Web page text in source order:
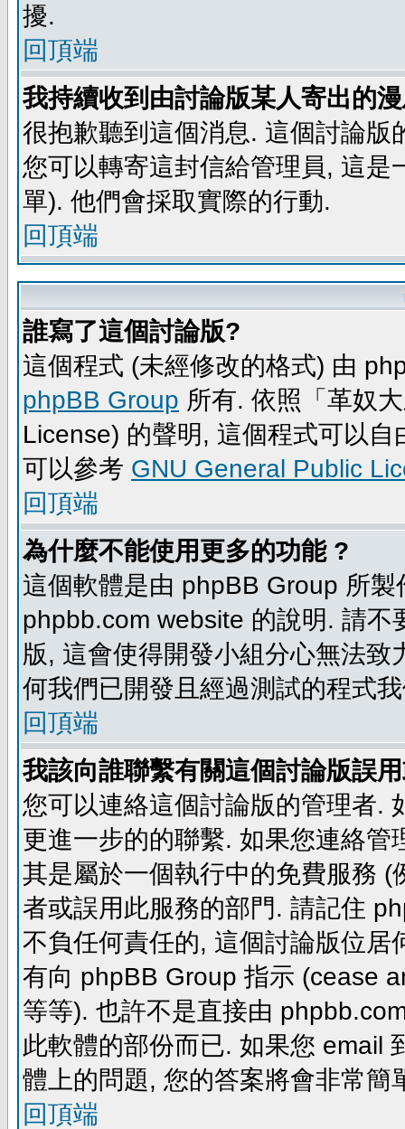
擾.
回頂端
我持續收到由討論版某人寄出的
很抱歉聽到這個消息. 這個討論
您可以轉寄這封信給管理員, 這
單). 他們會採取實際的行動.
回頂端
誰寫了這個討論版?
這個程式 (未經修改的格式) 由
phpBB Group 所有. 依照「革奴
License) 的聲明, 這個程式可以
可以參考 GNU General Public
回頂端
為什麼不能使用更多的功能 ?
這個軟體是由 phpBB Group 所
phpbb.com website 的說明. 請
版, 這會使得開發小組分心無法
何我們已開發且經過測試的程式
回頂端
我該向誰聯繫有關這個討論版誤
您可以連絡這個討論版的管理者.
更進一步的的聯繫. 如果您連絡
其是屬於一個執行中的免費服務
者或誤用此服務的部門. 請記住
不負任何責任的, 這個討論版位
有向 phpBB Group 指示 (cease
等等). 也許不是直接由
此軟體的部份而已. 如果您 email
體上的問題, 您的答案將會非常簡
回頂端